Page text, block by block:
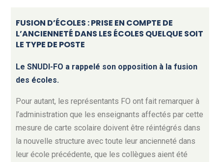
FUSION D’ÉCOLES : PRISE EN COMPTE DE
L’ANCIENNETÉ DANS LES ÉCOLES QUELQUE SOIT
LE TYPE DE POSTE
Le SNUDI-FO a rappelé son opposition à la fusion
des écoles.
Pour autant, les représentants FO ont fait remarquer à
l’administration que les enseignants affectés par cette
mesure de carte scolaire doivent être réintégrés dans
la nouvelle structure avec toute leur ancienneté dans
leur école précédente, que les collègues aient été